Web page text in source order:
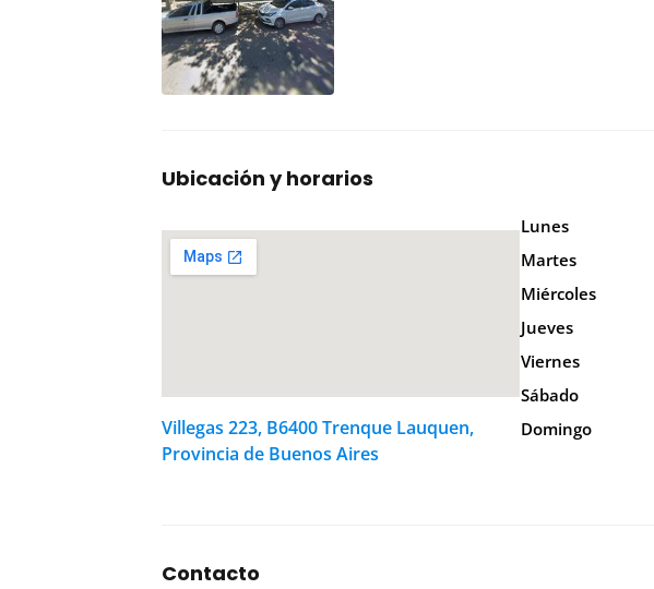
Ubicación y horarios
Villegas 223, B6400 Trenque Lauquen,
Provincia de Buenos Aires
Lunes
Martes
Miércoles
Jueves
Viernes
Sábado
Domingo
Contacto